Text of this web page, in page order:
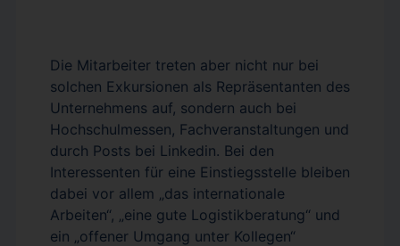
Die Mitarbeiter treten aber nicht nur bei
solchen Exkursionen als Repräsentanten des
Unternehmens auf, sondern auch bei
Hochschulmessen, Fachveranstaltungen und
durch Posts bei Linkedin. Bei den
Interessenten für eine Einstiegsstelle bleiben
dabei vor allem „das internationale
Arbeiten“, „eine gute Logistikberatung“ und
ein „offener Umgang unter Kollegen“